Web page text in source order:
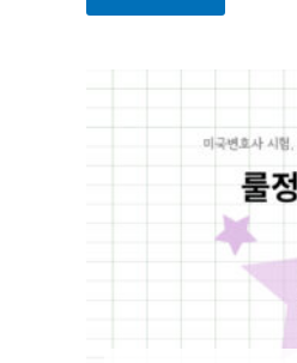
원래